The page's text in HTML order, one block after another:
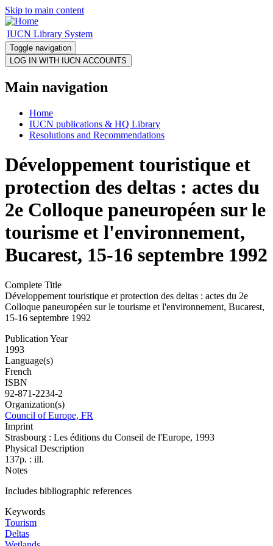
Skip to main content
IUCN Library System
Toggle navigation
Main navigation
Home
IUCN publications & HQ Library
Resolutions and Recommendations
Développement touristique et
protection des deltas : actes du
2e Colloque paneuropéen sur le
tourisme et l'environnement,
Bucarest, 15-16 septembre 1992
Complete Title
Développement touristique et protection des deltas : actes du 2e
Colloque paneuropéen sur le tourisme et l'environnement, Bucarest,
15-16 septembre 1992
Publication Year
1993
Language(s)
French
ISBN
92-871-2234-2
Organization(s)
Council of Europe, FR
Imprint
Strasbourg : Les éditions du Conseil de l'Europe, 1993
Physical Description
137p. : ill.
Notes
Includes bibliographic references
Keywords
Tourism
Deltas